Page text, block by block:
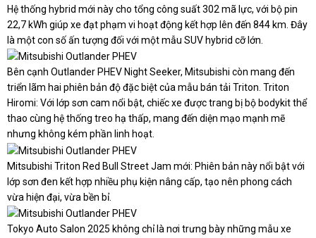
Hệ thống hybrid mới này cho tổng công suất 302 mã lực, với bộ pin
22,7 kWh giúp xe đạt phạm vi hoạt động kết hợp lên đến 844 km. Đây
là một con số ấn tượng đối với một mẫu SUV hybrid cỡ lớn.
Bên cạnh Outlander PHEV Night Seeker, Mitsubishi còn mang đến
triển lãm hai phiên bản độ đặc biệt của mẫu bán tải Triton. Triton
Hiromi: Với lớp sơn cam nổi bật, chiếc xe được trang bị bộ bodykit thể
thao cùng hệ thống treo hạ thấp, mang đến diện mạo mạnh mẽ
nhưng không kém phần linh hoạt.
Mitsubishi Triton Red Bull Street Jam mới: Phiên bản này nổi bật với
lớp sơn đen kết hợp nhiều phụ kiện nâng cấp, tạo nên phong cách
vừa hiện đại, vừa bền bỉ.
Tokyo Auto Salon 2025 không chỉ là nơi trưng bày những mẫu xe